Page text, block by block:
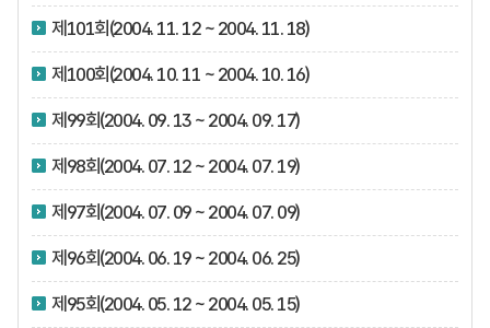
제101회(2004. 11. 12 ~ 2004. 11. 18)
제100회(2004. 10. 11 ~ 2004. 10. 16)
제99회(2004. 09. 13 ~ 2004. 09. 17)
제98회(2004. 07. 12 ~ 2004. 07. 19)
제97회(2004. 07. 09 ~ 2004. 07. 09)
제96회(2004. 06. 19 ~ 2004. 06. 25)
제95회(2004. 05. 12 ~ 2004. 05. 15)